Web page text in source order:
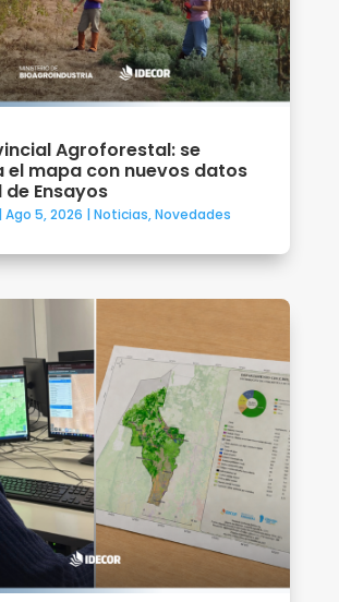
Agroforestal: se
el mapa con nuevos datos
de Ensayos
| Ago 5, 2026 | Noticias,Novedades